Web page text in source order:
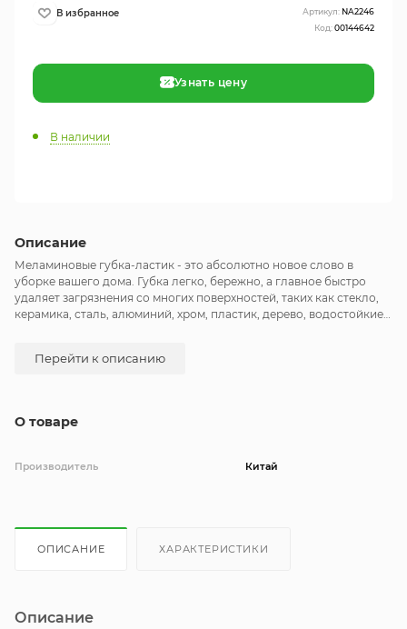
Описание
Меламиновые губка-ластик - это абсолютно новое слово в
уборке вашего дома. Губка легко, бережно, а главное быстро
удаляет загрязнения со многих поверхностей, таких как стекло,
керамика, сталь, алюминий, хром, пластик, дерево, водостойкие
Перейти к описанию
О товаре
Производитель Китай
Артикул: NA2246
Код:00144642
Узнать цену
В наличии
ОПИСАНИЕ ХАРАКТЕРИСТИКИ
Описание